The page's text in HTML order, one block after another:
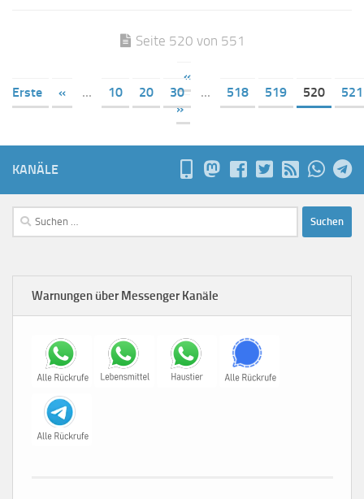
Seite 520 von 551
«
Erste
« ... 10 20 30 ... 518 519 520
521
»
KANÄLE
Suchen
nach:
Warnungen über Messenger Kanäle